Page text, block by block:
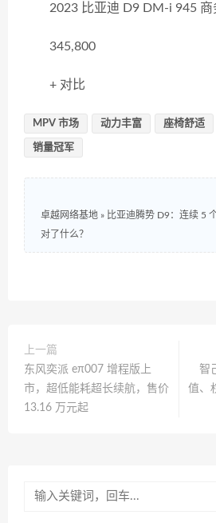
2023 比亚迪 D9 DM-i 945 商
345,800
+ 对比
MPV 市场 动力丰富 座椅舒适
销量冠军
卓越网络基地 » 比亚迪腾势 D9：连续 5
对了什么？
上一篇
东风奕派 eπ007 增程版上
市，超低能耗超长续航，售价
13.16 万元起
智
值、